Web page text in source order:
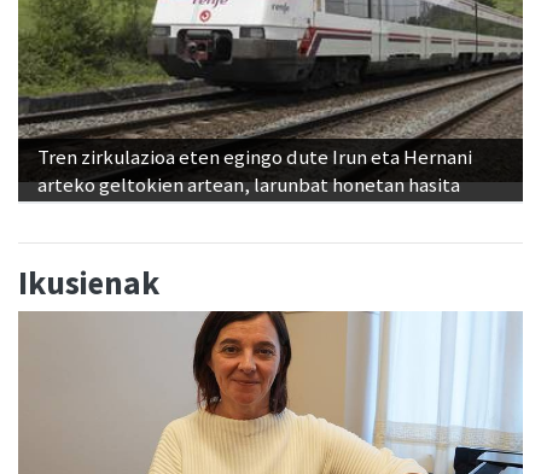
Tren zirkulazioa eten egingo dute Irun eta Hernani
arteko geltokien artean, larunbat honetan hasita
Ikusienak